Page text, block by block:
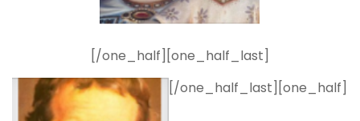
[/one_half][one_half_last]
[/one_half_last][one_half]